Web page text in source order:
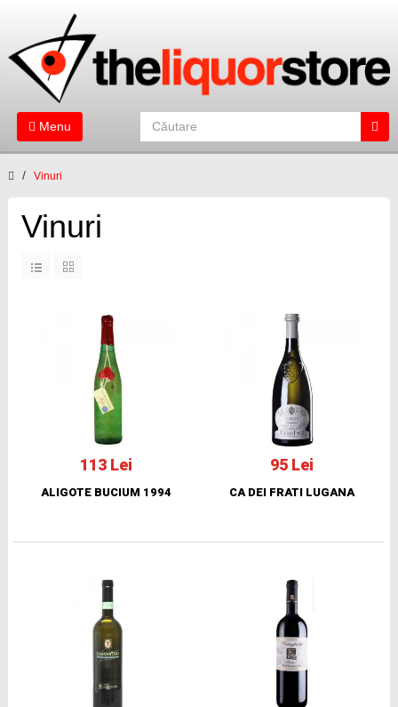
Menu
Vinuri
Vinuri
113 Lei
ALIGOTE BUCIUM 1994
95 Lei
CA DEI FRATI LUGANA